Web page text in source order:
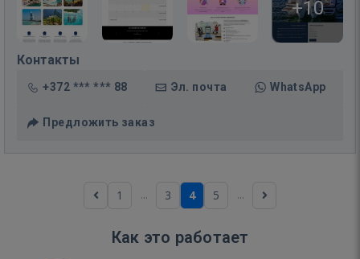
+10
Контакты
+372 *** *** 88 Эл. почта WhatsApp
Предложить заказ
1 ... 3 4 5 ...
Как это работает